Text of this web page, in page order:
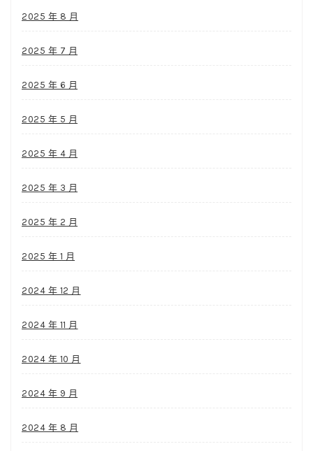
2025 年 8 月
2025 年 7 月
2025 年 6 月
2025 年 5 月
2025 年 4 月
2025 年 3 月
2025 年 2 月
2025 年 1 月
2024 年 12 月
2024 年 11 月
2024 年 10 月
2024 年 9 月
2024 年 8 月